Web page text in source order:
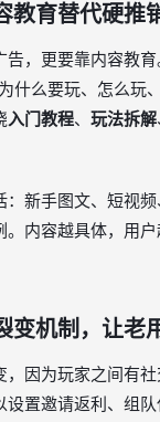
教育替代硬推
告，更要靠内容教
什么要玩、怎么玩
入门教程、 玩法拆解
新手图文、短视频
内容越具体，用户
变机制，让老
，因为玩家之间有
设置邀请返利、组